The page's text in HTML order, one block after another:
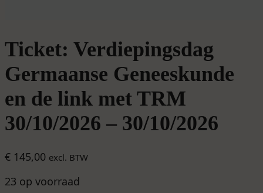
Ticket: Verdiepingsdag
Germaanse Geneeskunde
en de link met TRM
30/10/2026 – 30/10/2026
€ 145,00 excl. BTW
23 op voorraad